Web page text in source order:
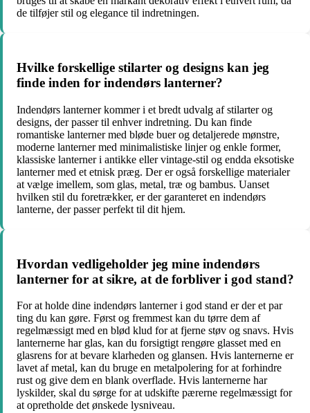
de tilføjer stil og elegance til indretningen.
Hvilke forskellige stilarter og designs kan jeg
finde inden for indendørs lanterner?
Indendørs lanterner kommer i et bredt udvalg af stilarter og
designs, der passer til enhver indretning. Du kan finde
romantiske lanterner med bløde buer og detaljerede mønstre,
moderne lanterner med minimalistiske linjer og enkle former,
klassiske lanterner i antikke eller vintage-stil og endda eksotiske
lanterner med et etnisk præg. Der er også forskellige materialer
at vælge imellem, som glas, metal, træ og bambus. Uanset
hvilken stil du foretrækker, er der garanteret en indendørs
lanterne, der passer perfekt til dit hjem.
Hvordan vedligeholder jeg mine indendørs
lanterner for at sikre, at de forbliver i god stand?
For at holde dine indendørs lanterner i god stand er der et par
ting du kan gøre. Først og fremmest kan du tørre dem af
regelmæssigt med en blød klud for at fjerne støv og snavs. Hvis
lanternerne har glas, kan du forsigtigt rengøre glasset med en
glasrens for at bevare klarheden og glansen. Hvis lanternerne er
lavet af metal, kan du bruge en metalpolering for at forhindre
rust og give dem en blank overflade. Hvis lanternerne har
lyskilder, skal du sørge for at udskifte pærerne regelmæssigt for
at opretholde det ønskede lysniveau.